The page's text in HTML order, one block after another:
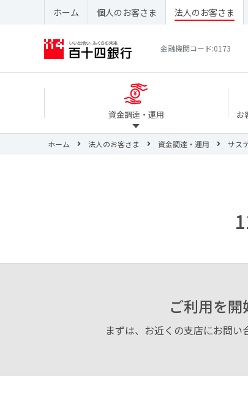
ホーム 個人のお客さま 法人のお客さま
金融機関コード:0173
資金調達・運用 お
ホーム 法人のお客さま 資金調達・運用 サス
ご利用を開
まずは、お近くの支店にお問い